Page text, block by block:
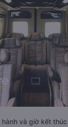
và giờ kết